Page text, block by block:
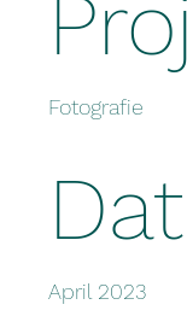
Fotografie
April 2023